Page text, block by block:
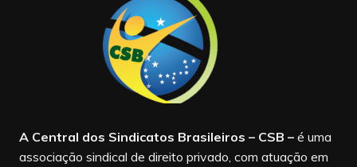
A Central dos Sindicatos Brasileiros – CSB –é uma
associação sindical de direito privado, com atuação em